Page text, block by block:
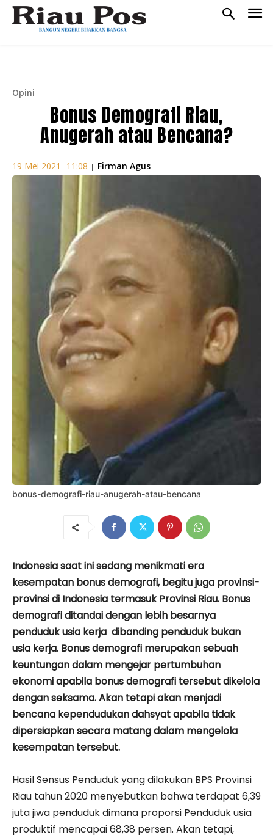
Opini
Bonus Demografi Riau,
Anugerah atau Bencana?
19 Mei 2021 -11:08 | Firman Agus
bonus-demografi-riau-anugerah-atau-bencana
Indonesia saat ini sedang menikmati era
kesempatan bonus demografi, begitu juga provinsi-
provinsi di Indonesia termasuk Provinsi Riau. Bonus
demografi ditandai dengan lebih besarnya
penduduk usia kerja dibanding penduduk bukan
usia kerja. Bonus demografi merupakan sebuah
keuntungan dalam mengejar pertumbuhan
ekonomi apabila bonus demografi tersebut dikelola
dengan seksama. Akan tetapi akan menjadi
bencana kependudukan dahsyat apabila tidak
dipersiapkan secara matang dalam mengelola
kesempatan tersebut.
Hasil Sensus Penduduk yang dilakukan BPS Provinsi
Riau tahun 2020 menyebutkan bahwa terdapat 6,39
juta jiwa penduduk dimana proporsi Penduduk usia
produktif mencapai 68,38 persen. Akan tetapi,